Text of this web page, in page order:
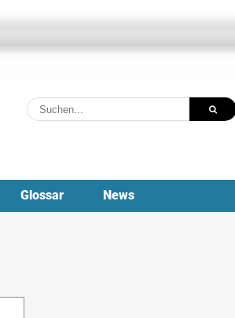
Suche
nach:
Glossar News